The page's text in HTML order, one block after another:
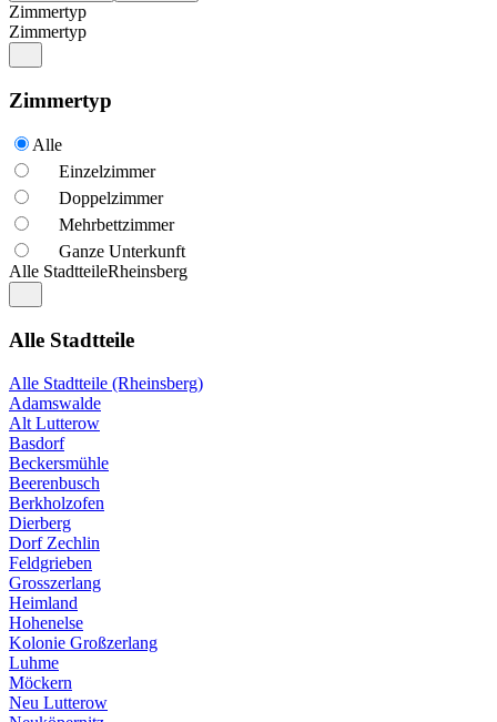
Zimmertyp
Zimmertyp
Zimmertyp
Alle
Einzelzimmer
Doppelzimmer
Mehrbettzimmer
Ganze Unterkunft
Alle StadtteileRheinsberg
Alle Stadtteile
Alle Stadtteile (Rheinsberg)
Adamswalde
Alt Lutterow
Basdorf
Beckersmühle
Beerenbusch
Berkholzofen
Dierberg
Dorf Zechlin
Feldgrieben
Grosszerlang
Heimland
Hohenelse
Kolonie Großzerlang
Luhme
Möckern
Neu Lutterow